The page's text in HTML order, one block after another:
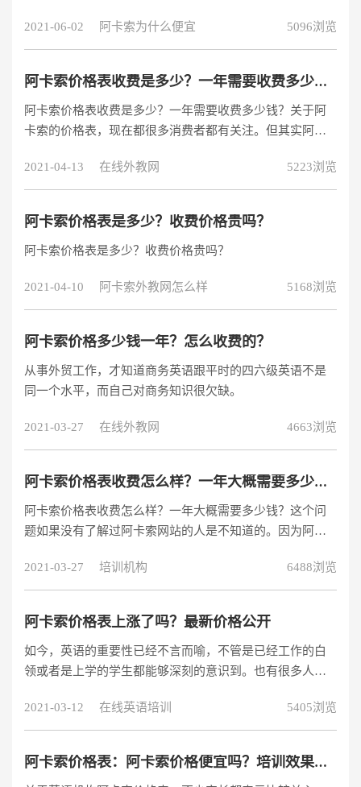
想要和外国学员一样可以一口流利的英语，也是非常困难
的。因此很多的家长都将目光放在了各种各样不同的英语
我就来说说阿卡索价格表收费是多少，详情如下。先给你
分享一节课免费试听课地址：
https://www.acadsoc.com.cn/SEO/lp
2021-06-02 阿卡索为什么便宜 5096浏览
阿卡索价格表收费是多少？一年需要收费多少钱？
阿卡索价格表收费是多少？一年需要收费多少钱？关于阿
卡索的价格表，现在都很多消费者都有关注。但其实阿卡
次卡套餐，一般不同的套餐资费收费也是不一样的。所以
今天我就带领大家一起来了解一下阿卡索价格资费，看看
望对大家有用。
2021-04-13 在线外教网 5223浏览
阿卡索价格表是多少？收费价格贵吗？
阿卡索价格表是多少？收费价格贵吗？
2021-04-10 阿卡索外教网怎么样 5168浏览
阿卡索价格多少钱一年？怎么收费的？
从事外贸工作，才知道商务英语跟平时的四六级英语不是
同一个水平，而自己对商务知识很欠缺。
2021-03-27 在线外教网 4663浏览
阿卡索价格表收费怎么样？一年大概需要多少钱？
阿卡索价格表收费怎么样？一年大概需要多少钱？这个问
题如果没有了解过阿卡索网站的人是不知道的。因为阿卡
餐，不同的套餐收费自然是不同，在我没报名培训过阿卡
索课程之前，我也不知道。现在既然有人想了解下这个问
阿卡索是怎么收费的，一年的话需要的费用是多少，给大
家参考参考。
2021-03-27 培训机构 6488浏览
阿卡索价格表上涨了吗？最新价格公开
如今，英语的重要性已经不言而喻，不管是已经工作的白
领或者是上学的学生都能够深刻的意识到。也有很多人开
活方便、性价比高的特点成为了大多数人的选择。不知道
阿卡索价格表收费贵不贵？价格涨幅大不大？
2021-03-12 在线英语培训 5405浏览
阿卡索价格表：阿卡索价格便宜吗？培训效果如何？